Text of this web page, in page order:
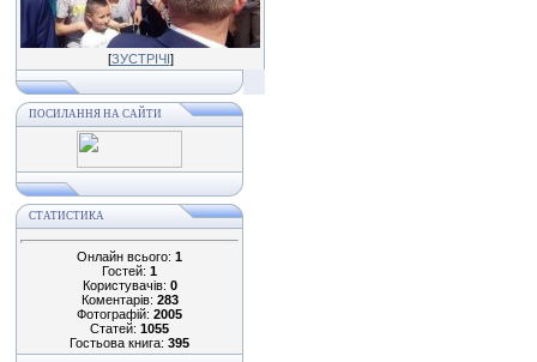
[ЗУСТРІЧІ]
ПОСИЛАННЯ НА САЙТИ
СТАТИСТИКА
Онлайн всього: 1
Гостей: 1
Користувачів: 0
Коментарів: 283
Фотографій: 2005
Статей: 1055
Гостьова книга: 395